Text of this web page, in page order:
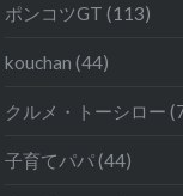
ポンコツGT (113)
kouchan (44)
クルメ・トーシロー
子育てパパ (44)